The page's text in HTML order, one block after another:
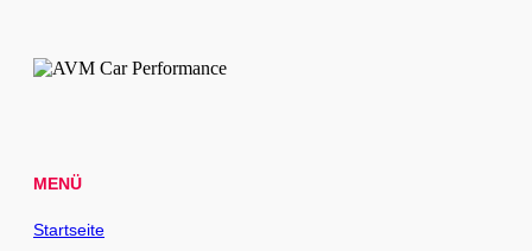
MENÜ
Startseite